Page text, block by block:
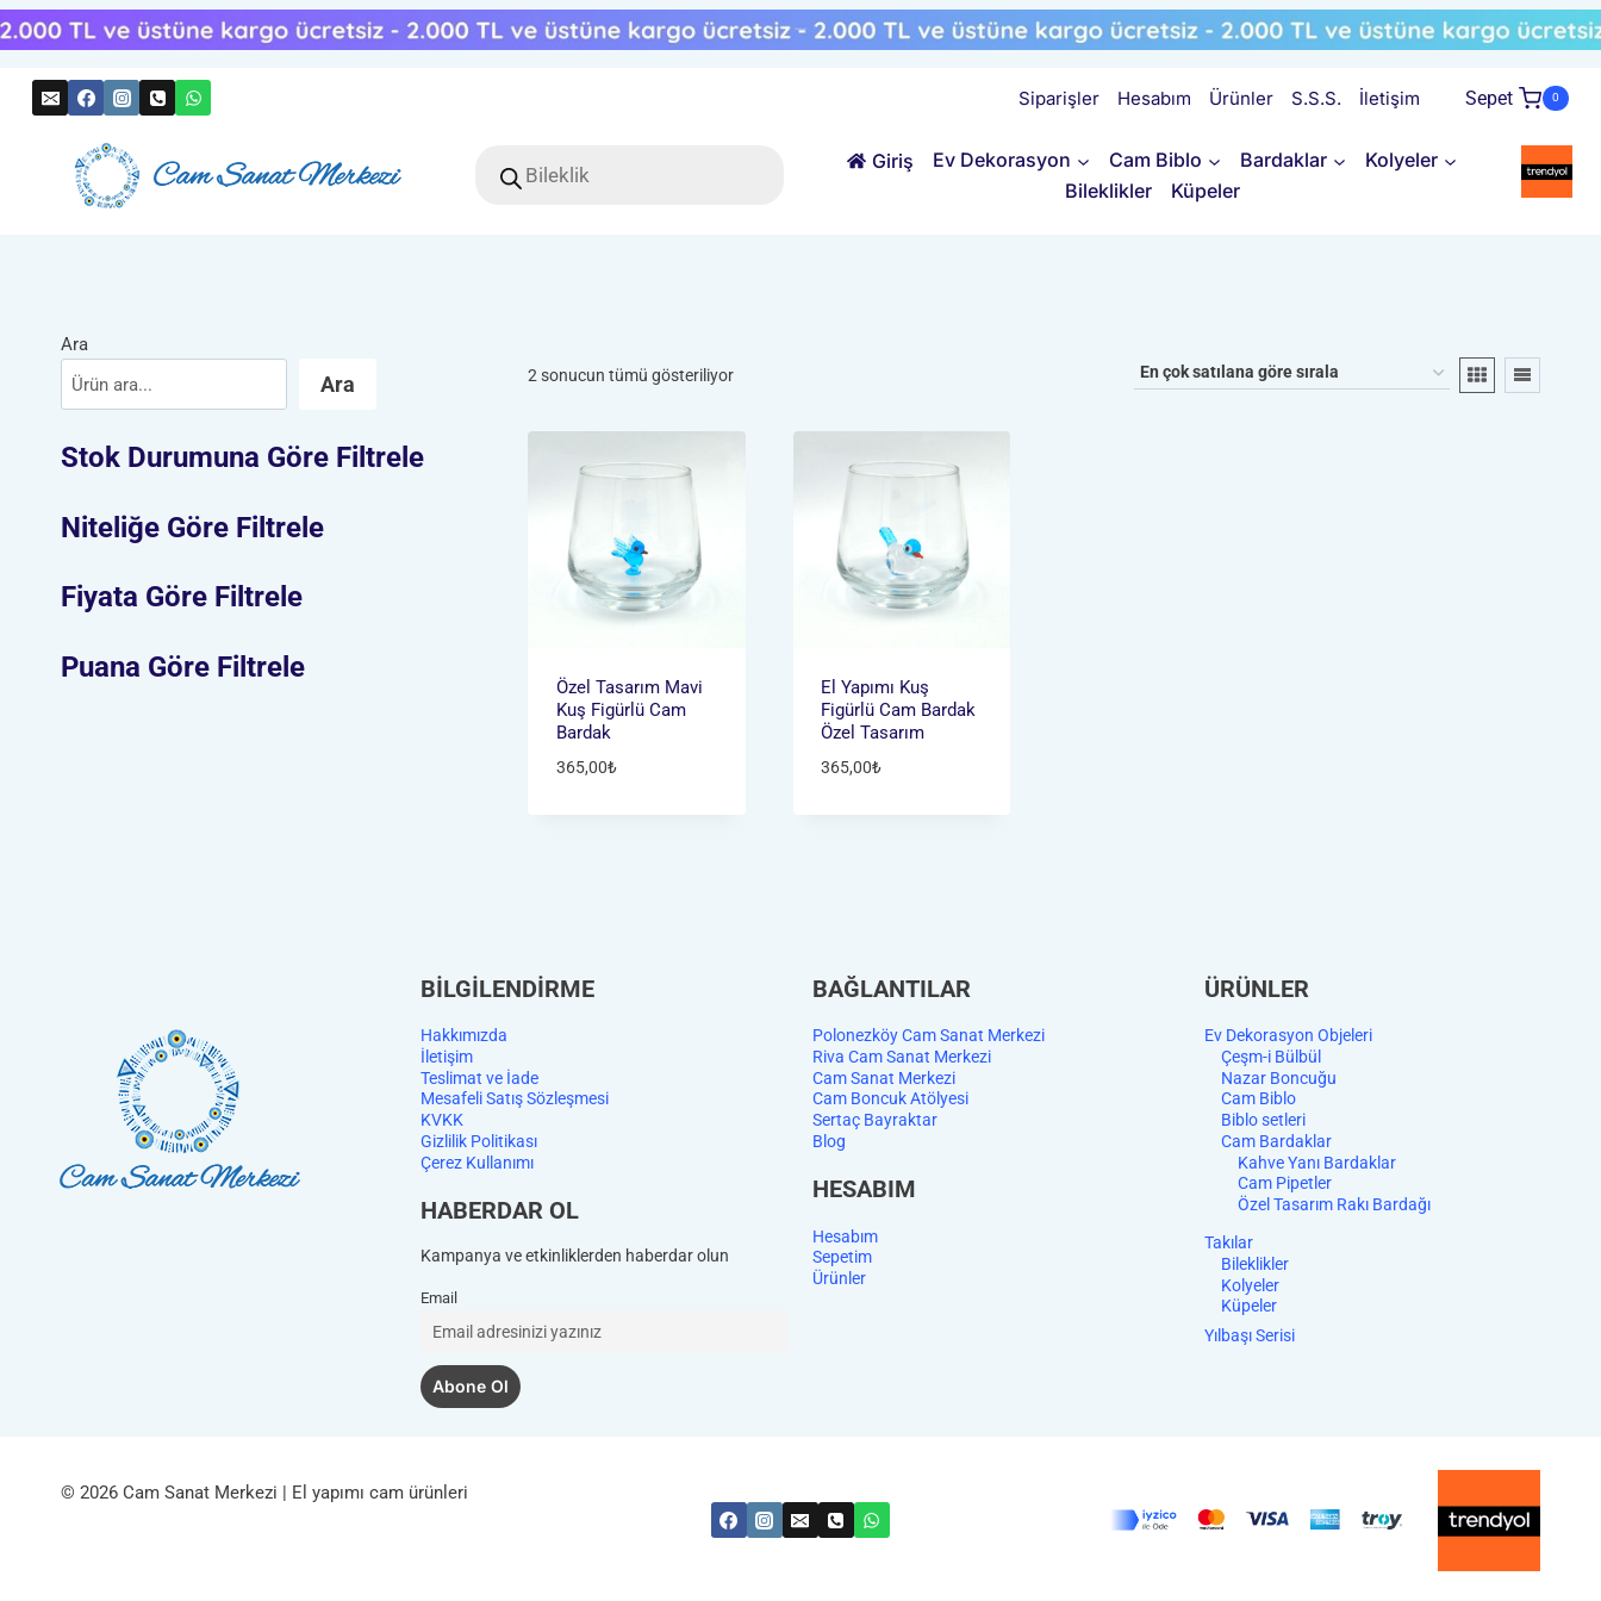
Skip
to
Siparişler Hesabım Ürünler S.S.S. İletişim Sepet 0
search
Giriş Ev Dekorasyon Cam Biblo Bardaklar
Kolyeler
Bileklikler
Küpeler
2 sonucun tümü gösteriliyorPopülerliğe
Özel Tasarım Mavi
Kuş Figürlü Cam
Bardak
365,00₺
El Yapımı Kuş
Figürlü Cam Bardak
Özel Tasarım
365,00₺
Ara
Ara
Stok Durumuna Göre Filtrele
Niteliğe Göre Filtrele
Fiyata Göre Filtrele
Puana Göre Filtrele
BİLGİLENDİRME
Hakkımızda
İletişim
Teslimat ve İade
Mesafeli Satış Sözleşmesi
KVKK
Gizlilik Politikası
Çerez Kullanımı
HABERDAR OL
Kampanya ve etkinliklerden haberdar olun
Email
BAĞLANTILAR
Polonezköy Cam Sanat Merkezi
Riva Cam Sanat Merkezi
Cam Sanat Merkezi
Cam Boncuk Atölyesi
Sertaç Bayraktar
Blog
HESABIM
Hesabım
Sepetim
Ürünler
ÜRÜNLER
Ev Dekorasyon Objeleri
Çeşm-i Bülbül
Nazar Boncuğu
Cam Biblo
Biblo setleri
Cam Bardaklar
Kahve Yanı Bardaklar
Cam Pipetler
Özel Tasarım Rakı Bardağı
Takılar
Bileklikler
Kolyeler
Küpeler
Yılbaşı Serisi
© 2026 Cam Sanat Merkezi | El yapımı cam ürünleri